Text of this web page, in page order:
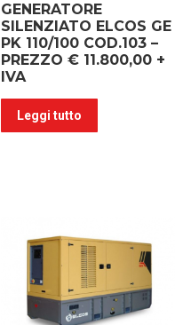
GENERATORE
SILENZIATO ELCOS GE
PK 110/100 COD.103 –
PREZZO € 11.800,00 +
IVA
Leggi tutto